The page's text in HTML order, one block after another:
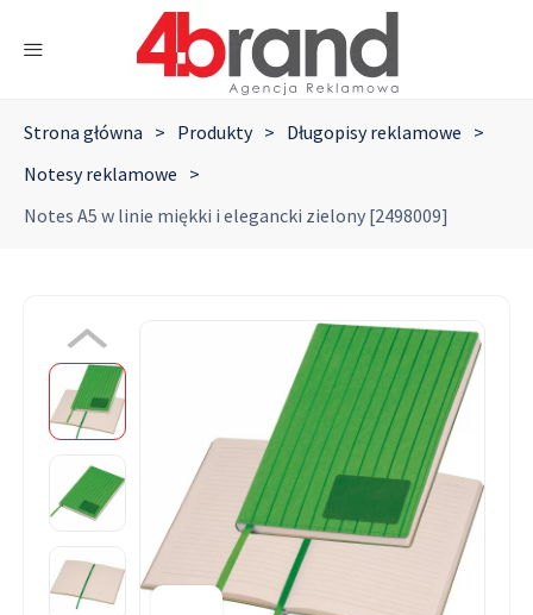
Strona główna > Produkty > Długopisy reklamowe >
Notesy reklamowe >
Notes A5 w linie miękki i elegancki zielony [2498009]